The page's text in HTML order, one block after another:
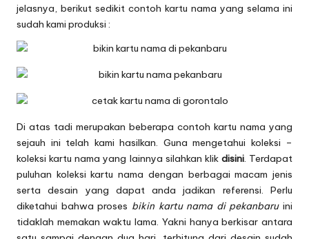
jelasnya, berikut sedikit contoh kartu nama yang selama ini
sudah kami produksi :
Di atas tadi merupakan beberapa contoh kartu nama yang
sejauh ini telah kami hasilkan. Guna mengetahui koleksi –
koleksi kartu nama yang lainnya silahkan klik disini. Terdapat
puluhan koleksi kartu nama dengan berbagai macam jenis
serta desain yang dapat anda jadikan referensi. Perlu
diketahui bahwa proses bikin kartu nama di pekanbaruini
tidaklah memakan waktu lama. Yakni hanya berkisar antara